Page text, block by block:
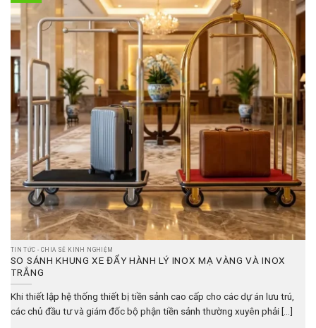
TIN TỨC - CHIA SẺ KINH NGHIỆM
SO SÁNH KHUNG XE ĐẨY HÀNH LÝ INOX MẠ VÀNG VÀ INOX
TRẮNG
Khi thiết lập hệ thống thiết bị tiền sảnh cao cấp cho các dự án lưu trú,
các chủ đầu tư và giám đốc bộ phận tiền sảnh thường xuyên phải [...]